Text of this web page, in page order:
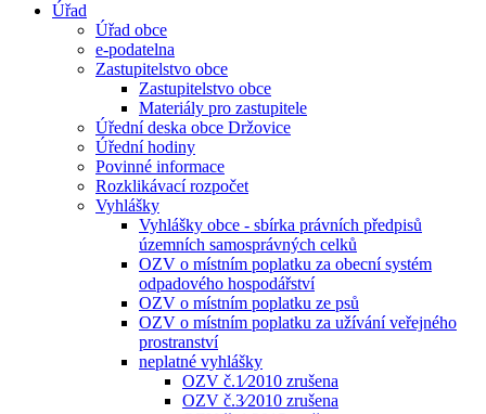
Úřad
Úřad obce
e-podatelna
Zastupitelstvo obce
Zastupitelstvo obce
Materiály pro zastupitele
Úřední deska obce Držovice
Úřední hodiny
Povinné informace
Rozklikávací rozpočet
Vyhlášky
Vyhlášky obce - sbírka právních předpisů
územních samosprávných celků
OZV o místním poplatku za obecní systém
odpadového hospodářství
OZV o místním poplatku ze psů
OZV o místním poplatku za užívání veřejného
prostranství
neplatné vyhlášky
OZV č.1⁄2010 zrušena
OZV č.3⁄2010 zrušena